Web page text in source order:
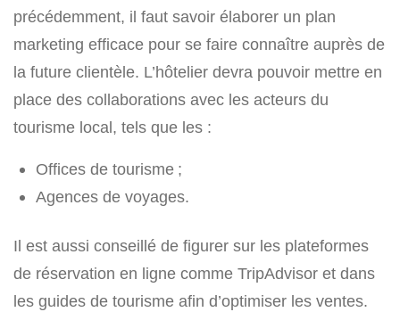
précédemment, il faut savoir élaborer un plan
marketing efficace pour se faire connaître auprès de
la future clientèle. L’hôtelier devra pouvoir mettre en
place des collaborations avec les acteurs du
tourisme local, tels que les :
Offices de tourisme ;
Agences de voyages.
Il est aussi conseillé de figurer sur les plateformes
de réservation en ligne comme TripAdvisor et dans
les guides de tourisme afin d’optimiser les ventes.